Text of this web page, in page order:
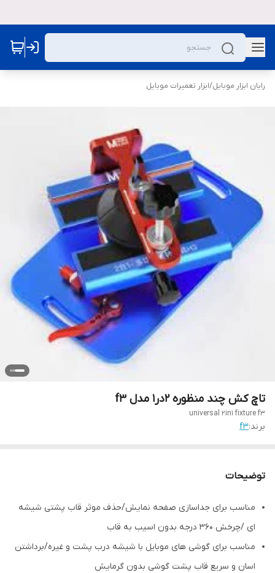
رایان ابزار موبایل/ابزار تعمیرات موبایل
تاچ کش چند منظوره 2در1 مدل f3
universal 2in1 fixture f3
برند:f3
توضیحات
مناسب برای جداسازی صفحه نمایش/حذف موثر قاب پشتی شیشه
ای /چرخش 360 درجه بدون اسیب به قاب
مناسب برای گوشی های موبایل با شیشه درب پشت و غیره/برداشتن
اسان و سریع قاب پشت گوشی بدون گرمایش